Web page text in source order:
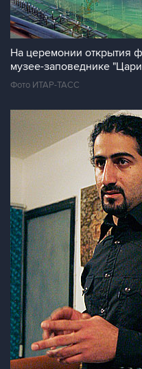
На церемонии открытия
музее-заповеднике
Фото ИТАР-ТАСС